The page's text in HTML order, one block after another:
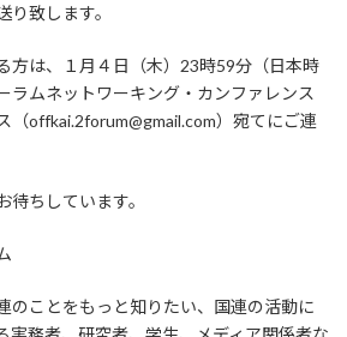
致します。
方は、１月４日（木）23時59分（日本時
ラムネットワーキング・カンファレンス
（offkai.2forum@gmail.com）宛てにご連
ちしています。
のことをもっと知りたい、国連の活動に